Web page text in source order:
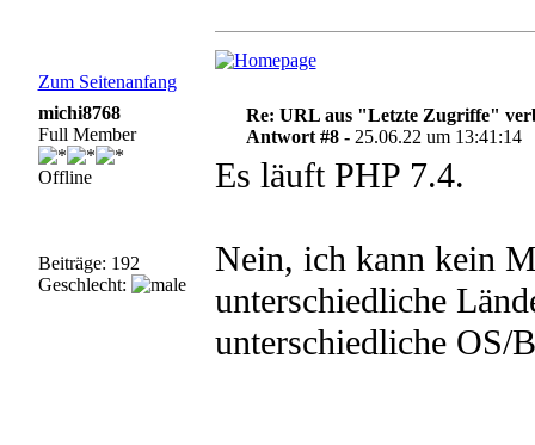
Zum Seitenanfang
michi8768
Full Member
Offline
Beiträge: 192
Geschlecht:
Re: URL aus "Letzte Zugriffe"
Antwort #8 - 25.06.22 um 13:41:14
Es läuft PHP 7.4.
Nein, ich kann kein
unterschiedliche
unterschiedliche OS/